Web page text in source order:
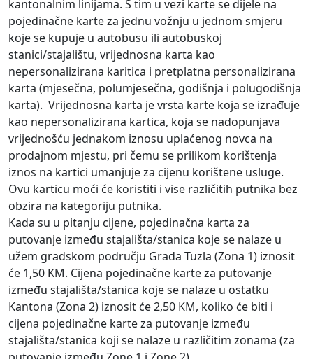
kantonalnim linijama. S tim u vezi karte se dijele na
pojedinačne karte za jednu vožnju u jednom smjeru
koje se kupuje u autobusu ili autobuskoj
stanici/stajalištu, vrijednosna karta kao
nepersonalizirana karitica i pretplatna personalizirana
karta (mjesečna, polumjesečna, godišnja i polugodišnja
karta). Vrijednosna karta je vrsta karte koja se izrađuje
kao nepersonalizirana kartica, koja se nadopunjava
vrijednošću jednakom iznosu uplaćenog novca na
prodajnom mjestu, pri čemu se prilikom korištenja
iznos na kartici umanjuje za cijenu korištene usluge.
Ovu karticu moći će koristiti i vise različitih putnika bez
obzira na kategoriju putnika.
Kada su u pitanju cijene, pojedinačna karta za
putovanje između stajališta/stanica koje se nalaze u
užem gradskom području Grada Tuzla (Zona 1) iznosit
će 1,50 KM. Cijena pojedinačne karte za putovanje
između stajališta/stanica koje se nalaze u ostatku
Kantona (Zona 2) iznosit će 2,50 KM, koliko će biti i
cijena pojedinačne karte za putovanje između
stajališta/stanica koji se nalaze u različitim zonama (za